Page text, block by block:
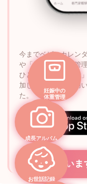
妊娠中の
体重管理
成長アルバム
お世話記録
今までベビーカレン
や「妊娠中の体重管
ひとつの「記録機能
加して便利にご利用
た。
いま